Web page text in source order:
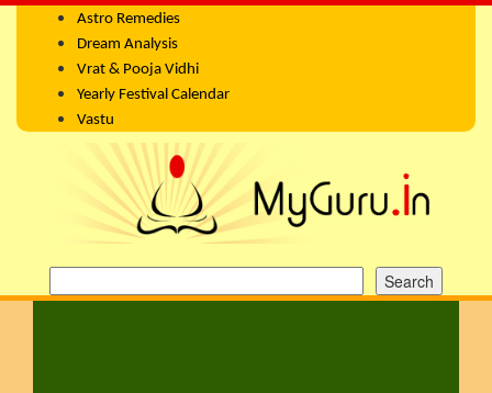
Astro Remedies
Dream Analysis
Vrat & Pooja Vidhi
Yearly Festival Calendar
Vastu